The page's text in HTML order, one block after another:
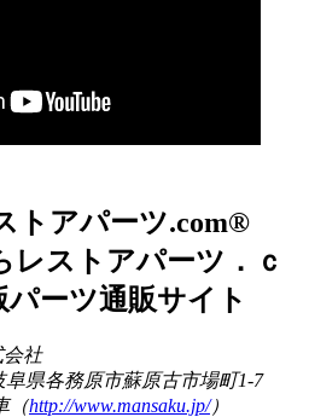
トアパーツ.com®
レストアパーツ．ｃ
パーツ通販サイト
会社
県各務原市蘇原古市場町1-7
（http://www.mansaku.jp/）